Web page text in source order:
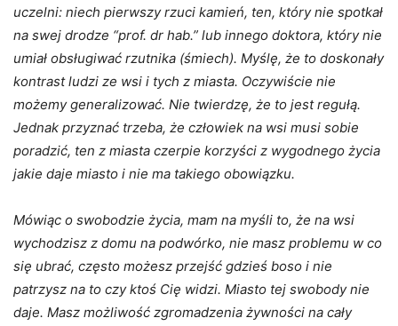
uczelni: niech pierwszy rzuci kamień, ten, który nie spotkał
na swej drodze “prof. dr hab.” lub innego doktora, który nie
umiał obsługiwać rzutnika (śmiech). Myślę, że to doskonały
kontrast ludzi ze wsi i tych z miasta. Oczywiście nie
możemy generalizować. Nie twierdzę, że to jest regułą.
Jednak przyznać trzeba, że człowiek na wsi musi sobie
poradzić, ten z miasta czerpie korzyści z wygodnego życia
jakie daje miasto i nie ma takiego obowiązku.
Mówiąc o swobodzie życia, mam na myśli to, że na wsi
wychodzisz z domu na podwórko, nie masz problemu w co
się ubrać, często możesz przejść gdzieś boso i nie
patrzysz na to czy ktoś Cię widzi. Miasto tej swobody nie
daje. Masz możliwość zgromadzenia żywności na cały